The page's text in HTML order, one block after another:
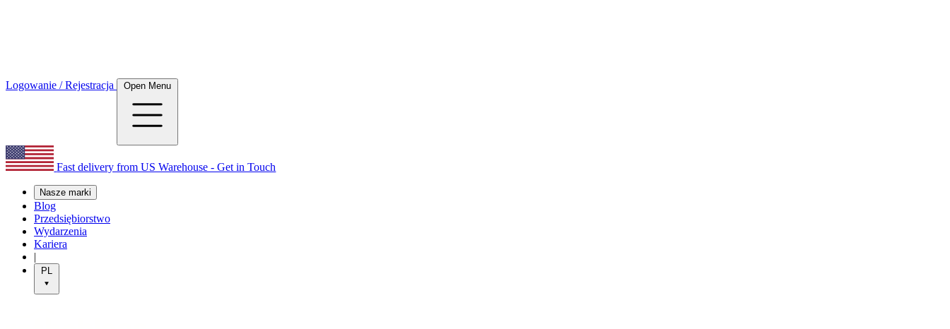
Logowanie / Rejestracja Open Menu
Fast delivery from US Warehouse - Get in Touch
Nasze marki
Blog
Przedsiębiorstwo
Wydarzenia
Kariera
|
PL